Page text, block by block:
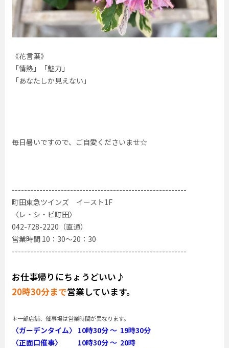
《花言葉》
「情熱」「魅力」
「あなたしか見えない」
毎日暑いですので、ご自愛くださいませ☆
---------------------------------------------------------
町田東急ツインズ イースト1F
〈レ・シ・ピ町田〉
042-728-2220（直通）
営業時間 10：30～20：30
---------------------------------------------------------
お仕事帰りにちょうどいい♪
20時30分まで営業しています。
＊一部店舗、催事場は営業時間が異なります。
〈ガーデンタイム〉 10時30分 ～ 19時30分
〈正面口催事〉 10時30分 ～ 20時